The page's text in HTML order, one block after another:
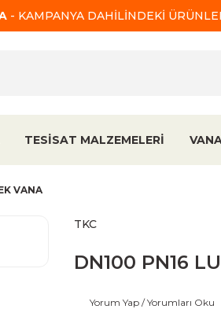
- KAMPANYA DAHİLİNDEKİ
TESİSAT MALZEMELERİ
VANA
TKC
DN100 PN16
Yorum Yap / Yorumları Oku